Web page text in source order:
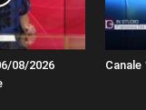
08/2026
Canale